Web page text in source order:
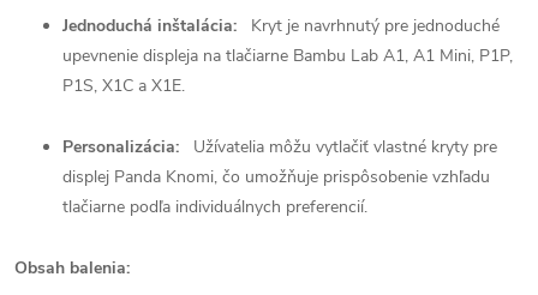
Jednoduchá inštalácia:
Kryt je navrhnutý pre jednoduché
upevnenie displeja na tlačiarne Bambu Lab A1, A1 Mini, P1P,
P1S, X1C a X1E.
Personalizácia:
Užívatelia môžu vytlačiť vlastné kryty pre
displej Panda Knomi, čo umožňuje prispôsobenie vzhľadu
tlačiarne podľa individuálnych preferencií.
Obsah balenia: